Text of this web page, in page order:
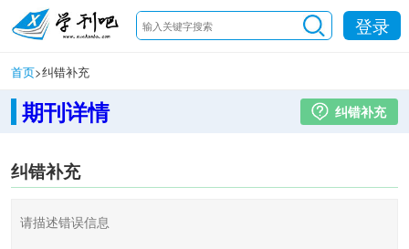
登录
首页>纠错补充
期刊详情 纠错补充
纠错补充